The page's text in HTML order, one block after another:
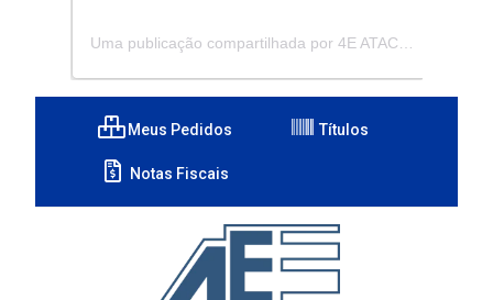
Meus Pedidos Títulos
Notas Fiscais